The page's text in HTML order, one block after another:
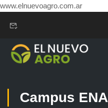
www.elnuevoagro.com.ar
Campus ENA